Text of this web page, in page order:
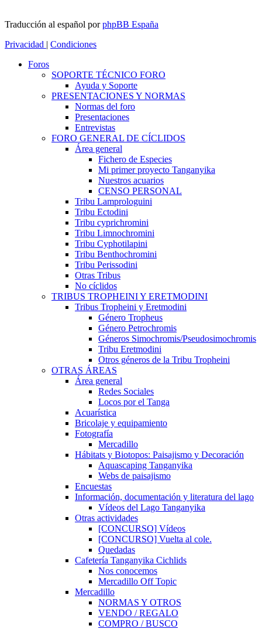
Traducción al español porphpBB España
Privacidad | Condiciones
Foros
SOPORTE TÉCNICO FORO
Ayuda y Soporte
PRESENTACIONES Y NORMAS
Normas del foro
Presentaciones
Entrevistas
FORO GENERAL DE CÍCLIDOS
Área general
Fichero de Especies
Mi primer proyecto Tanganyika
Nuestros acuarios
CENSO PERSONAL
Tribu Lamprologuini
Tribu Ectodini
Tribu cyprichromini
Tribu Limnochromini
Tribu Cyphotilapini
Tribu Benthochromini
Tribu Perissodini
Otras Tribus
No cíclidos
TRIBUS TROPHEINI Y ERETMODINI
Tribus Tropheini y Eretmodini
Género Tropheus
Género Petrochromis
Géneros Simochromis/Pseudosimochromis
Tribu Eretmodini
Otros géneros de la Tribu Tropheini
OTRAS ÁREAS
Área general
Redes Sociales
Locos por el Tanga
Acuarística
Bricolaje y equipamiento
Fotografía
Mercadillo
Hábitats y Biotopos: Paisajismo y Decoración
Aquascaping Tanganyika
Webs de paisajismo
Encuestas
Información, documentación y literatura del lago
Vídeos del Lago Tanganyika
Otras actividades
[CONCURSO] Vídeos
[CONCURSO] Vuelta al cole.
Quedadas
Cafetería Tanganyika Cichlids
Nos conocemos
Mercadillo Off Topic
Mercadillo
NORMAS Y OTROS
VENDO / REGALO
COMPRO / BUSCO